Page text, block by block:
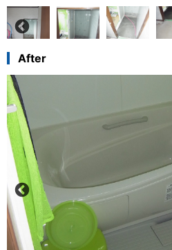
After